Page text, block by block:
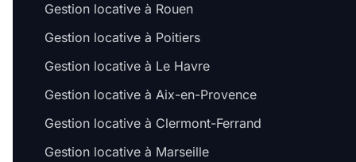
Gestion locative à Rouen
Gestion locative à Poitiers
Gestion locative à Le Havre
Gestion locative à Aix-en-Provence
Gestion locative à Clermont-Ferrand
Gestion locative à Marseille